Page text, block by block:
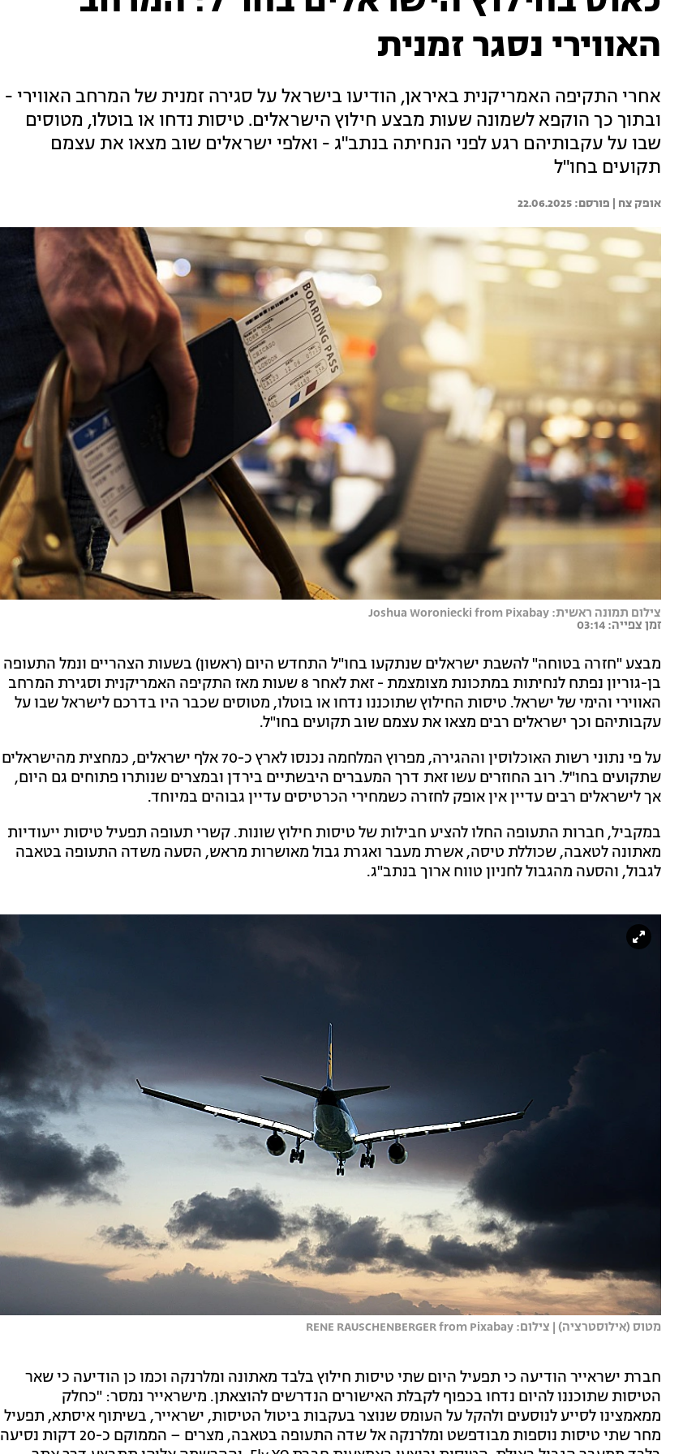
האווירי נסגר זמנית
אחרי התקיפה האמריקנית באיראן, הודיעו בישראל על סגירה זמנית של המרחב האווירי -
ובתוך כך הוקפא לשמונה שעות מבצע חילוץ הישראלים. טיסות נדחו או בוטלו, מטוסים
שבו על עקבותיהם רגע לפני הנחיתה בנתב"ג - ואלפי ישראלים שוב מצאו את עצמם
תקועים בחו"ל
אופק צח | 22.06.2025
צילום תמונה ראשית: Joshua Woroniecki from Pixabay
זמן צפייה: 03:14
מבצע "חזרה בטוחה" להשבת ישראלים שנתקעו בחו"ל התחדש היום (ראשון) בשעות הצהריים ונמל התעופה
בן-גוריון נפתח לנחיתות במתכונת מצומצמת - זאת לאחר 8 שעות מאז התקיפה האמריקנית וסגירת המרחב
האווירי והימי של ישראל. טיסות החילוץ שתוכננו נדחו או בוטלו, מטוסים שכבר היו בדרכם לישראל שבו על
עקבותיהם וכך ישראלים רבים מצאו את עצמם שוב תקועים בחו"ל.
על פי נתוני רשות האוכלוסין וההגירה, מפרוץ המלחמה נכנסו לארץ כ-70 אלף ישראלים, כמחצית מהישראלים
שתקועים בחו"ל. רוב החוזרים עשו זאת דרך המעברים היבשתיים בירדן ובמצרים שנותרו פתוחים גם היום,
אך לישראלים רבים עדיין אין אופק לחזרה כשמחירי הכרטיסים עדיין גבוהים במיוחד.
במקביל, חברות התעופה החלו להציע חבילות של טיסות חילוץ שונות. קשרי תעופה תפעיל טיסות ייעודיות
מאתונה לטאבה, שכוללת טיסה, אשרת מעבר ואגרת גבול מאושרות מראש, הסעה משדה התעופה בטאבה
לגבול, והסעה מהגבול לחניון טווח ארוך בנתב"ג.
מטוס (אילוסטרציה) | צילום: RENE RAUSCHENBERGER from Pixabay
חברת ישראייר הודיעה כי תפעיל היום שתי טיסות חילוץ בלבד מאתונה ומלרנקה וכמו כן הודיעה כי שאר
הטיסות שתוכננו להיום נדחו בכפוף לקבלת האישורים הנדרשים להוצאתן. מישראייר נמסר: "כחלק
ממאמצינו לסייע לנוסעים ולהקל על העומס שנוצר בעקבות ביטול הטיסות, ישראייר, בשיתוף איסתא, תפעיל
מחר שתי טיסות נוספות מבודפשט ומלרנקה אל שדה התעופה בטאבה, מצרים – הממוקם כ-20 דקות נסיעה